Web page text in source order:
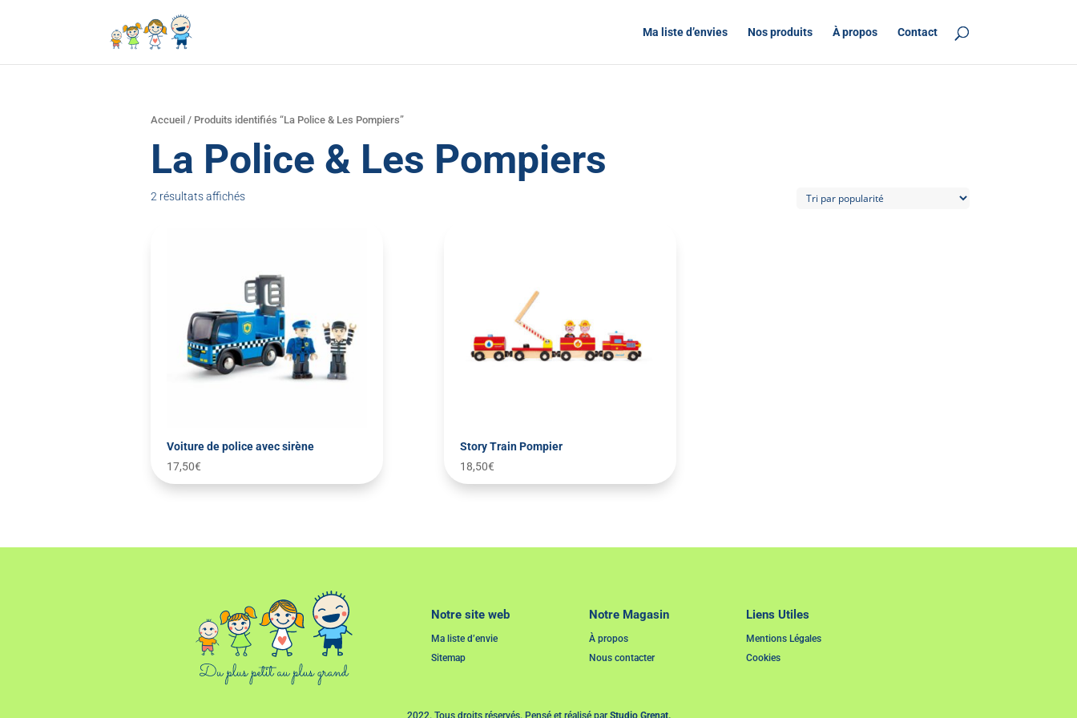
Ma liste d’envies Nos produits À propos Contact
Accueil / Produits identifiés “La Police & Les Pompiers”
La Police & Les Pompiers
2 résultats affichés
Voiture de police avec sirène
17,50€
Story Train Pompier
18,50€
Notre site web
Ma liste d’envie
Sitemap
Notre Magasin
À propos
Nous contacter
Liens Utiles
Mentions Légales
Cookies
2022. Tous droits réservés. Pensé et réalisé par Studio Grenat.